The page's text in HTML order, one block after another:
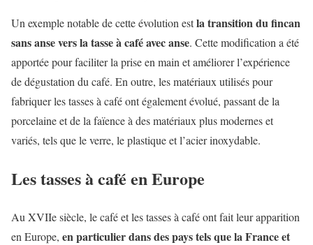
Un exemple notable de cette évolution estla transition du fincan
sans anse vers la tasse à café avec anse. Cette modification a été
apportée pour faciliter la prise en main et améliorer l’expérience
de dégustation du café. En outre, les matériaux utilisés pour
fabriquer les tasses à café ont également évolué, passant de la
porcelaine et de la faïence à des matériaux plus modernes et
variés, tels que le verre, le plastique et l’acier inoxydable.
Les tasses à café en Europe
Au XVIIe siècle, le café et les tasses à café ont fait leur apparition
en Europe, en particulier dans des pays tels que la France et